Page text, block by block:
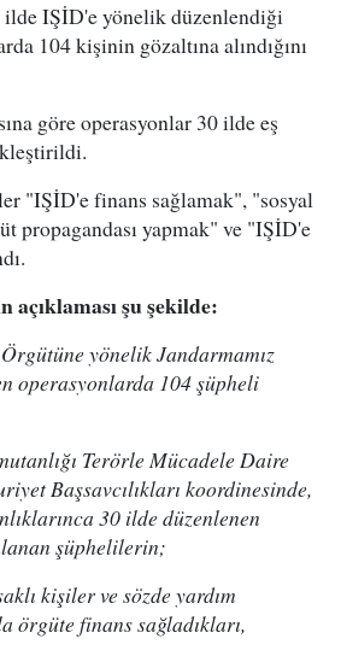
ilde IŞİD'e yönelik düzenlendiği
104 kişinin gözaltına alındığını
göre operasyonlar 30 ilde eş
"IŞİD'e finans sağlamak", "sosyal
propagandası yapmak" ve "IŞİD'e
açıklaması şu şekilde:
yönelik Jandarmamız
operasyonlarda 104 şüpheli
Terörle Mücadele Daire
Başsavcılıkları koordinesinde,
30 ilde düzenlenen
şüphelilerin;
kişiler ve sözde yardım
örgüte finans sağladıkları,